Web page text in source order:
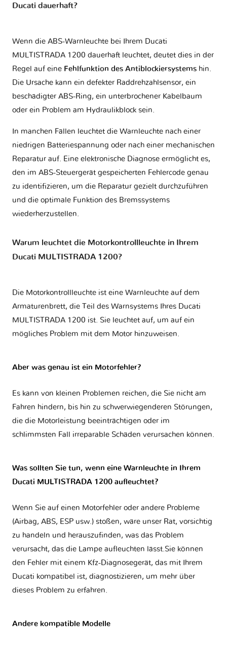
Ducati dauerhaft?
Wenn die ABS-Warnleuchte bei Ihrem Ducati
MULTISTRADA 1200 dauerhaft leuchtet, deutet dies in der
Regel auf eine Fehlfunktion des Antiblockiersystems hin.
Die Ursache kann ein defekter Raddrehzahlsensor, ein
beschädigter ABS-Ring, ein unterbrochener Kabelbaum
oder ein Problem am Hydraulikblock sein.
In manchen Fällen leuchtet die Warnleuchte nach einer
niedrigen Batteriespannung oder nach einer mechanischen
Reparatur auf. Eine elektronische Diagnose ermöglicht es,
den im ABS-Steuergerät gespeicherten Fehlercode genau
zu identifizieren, um die Reparatur gezielt durchzuführen
und die optimale Funktion des Bremssystems
wiederherzustellen.
Warum leuchtet die Motorkontrollleuchte in Ihrem
Ducati MULTISTRADA 1200?
Die Motorkontrollleuchte ist eine Warnleuchte auf dem
Armaturenbrett, die Teil des Warnsystems Ihres Ducati
MULTISTRADA 1200 ist. Sie leuchtet auf, um auf ein
mögliches Problem mit dem Motor hinzuweisen.
Aber was genau ist ein Motorfehler?
Es kann von kleinen Problemen reichen, die Sie nicht am
Fahren hindern, bis hin zu schwerwiegenderen Störungen,
die die Motorleistung beeinträchtigen oder im
schlimmsten Fall irreparable Schäden verursachen können.
Was sollten Sie tun, wenn eine Warnleuchte in Ihrem
Ducati MULTISTRADA 1200 aufleuchtet?
Wenn Sie auf einen Motorfehler oder andere Probleme
(Airbag, ABS, ESP usw.) stoßen, wäre unser Rat, vorsichtig
zu handeln und herauszufinden, was das Problem
verursacht, das die Lampe aufleuchten lässt.Sie können
den Fehler mit einem Kfz-Diagnosegerät, das mit Ihrem
Ducati kompatibel ist, diagnostizieren, um mehr über
dieses Problem zu erfahren.
Andere kompatible Modelle